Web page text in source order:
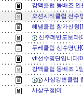
강맥클럽 동배조
오션시티클럽 선수
해냄클럽 참가신
신주례반도보라
두레클럽 선수명
ytt선수명단입니다
강맥클럽 동배조 1
사상강변클럽
사상구청[0]